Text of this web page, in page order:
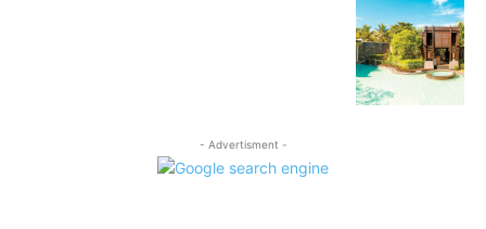
- Advertisment -